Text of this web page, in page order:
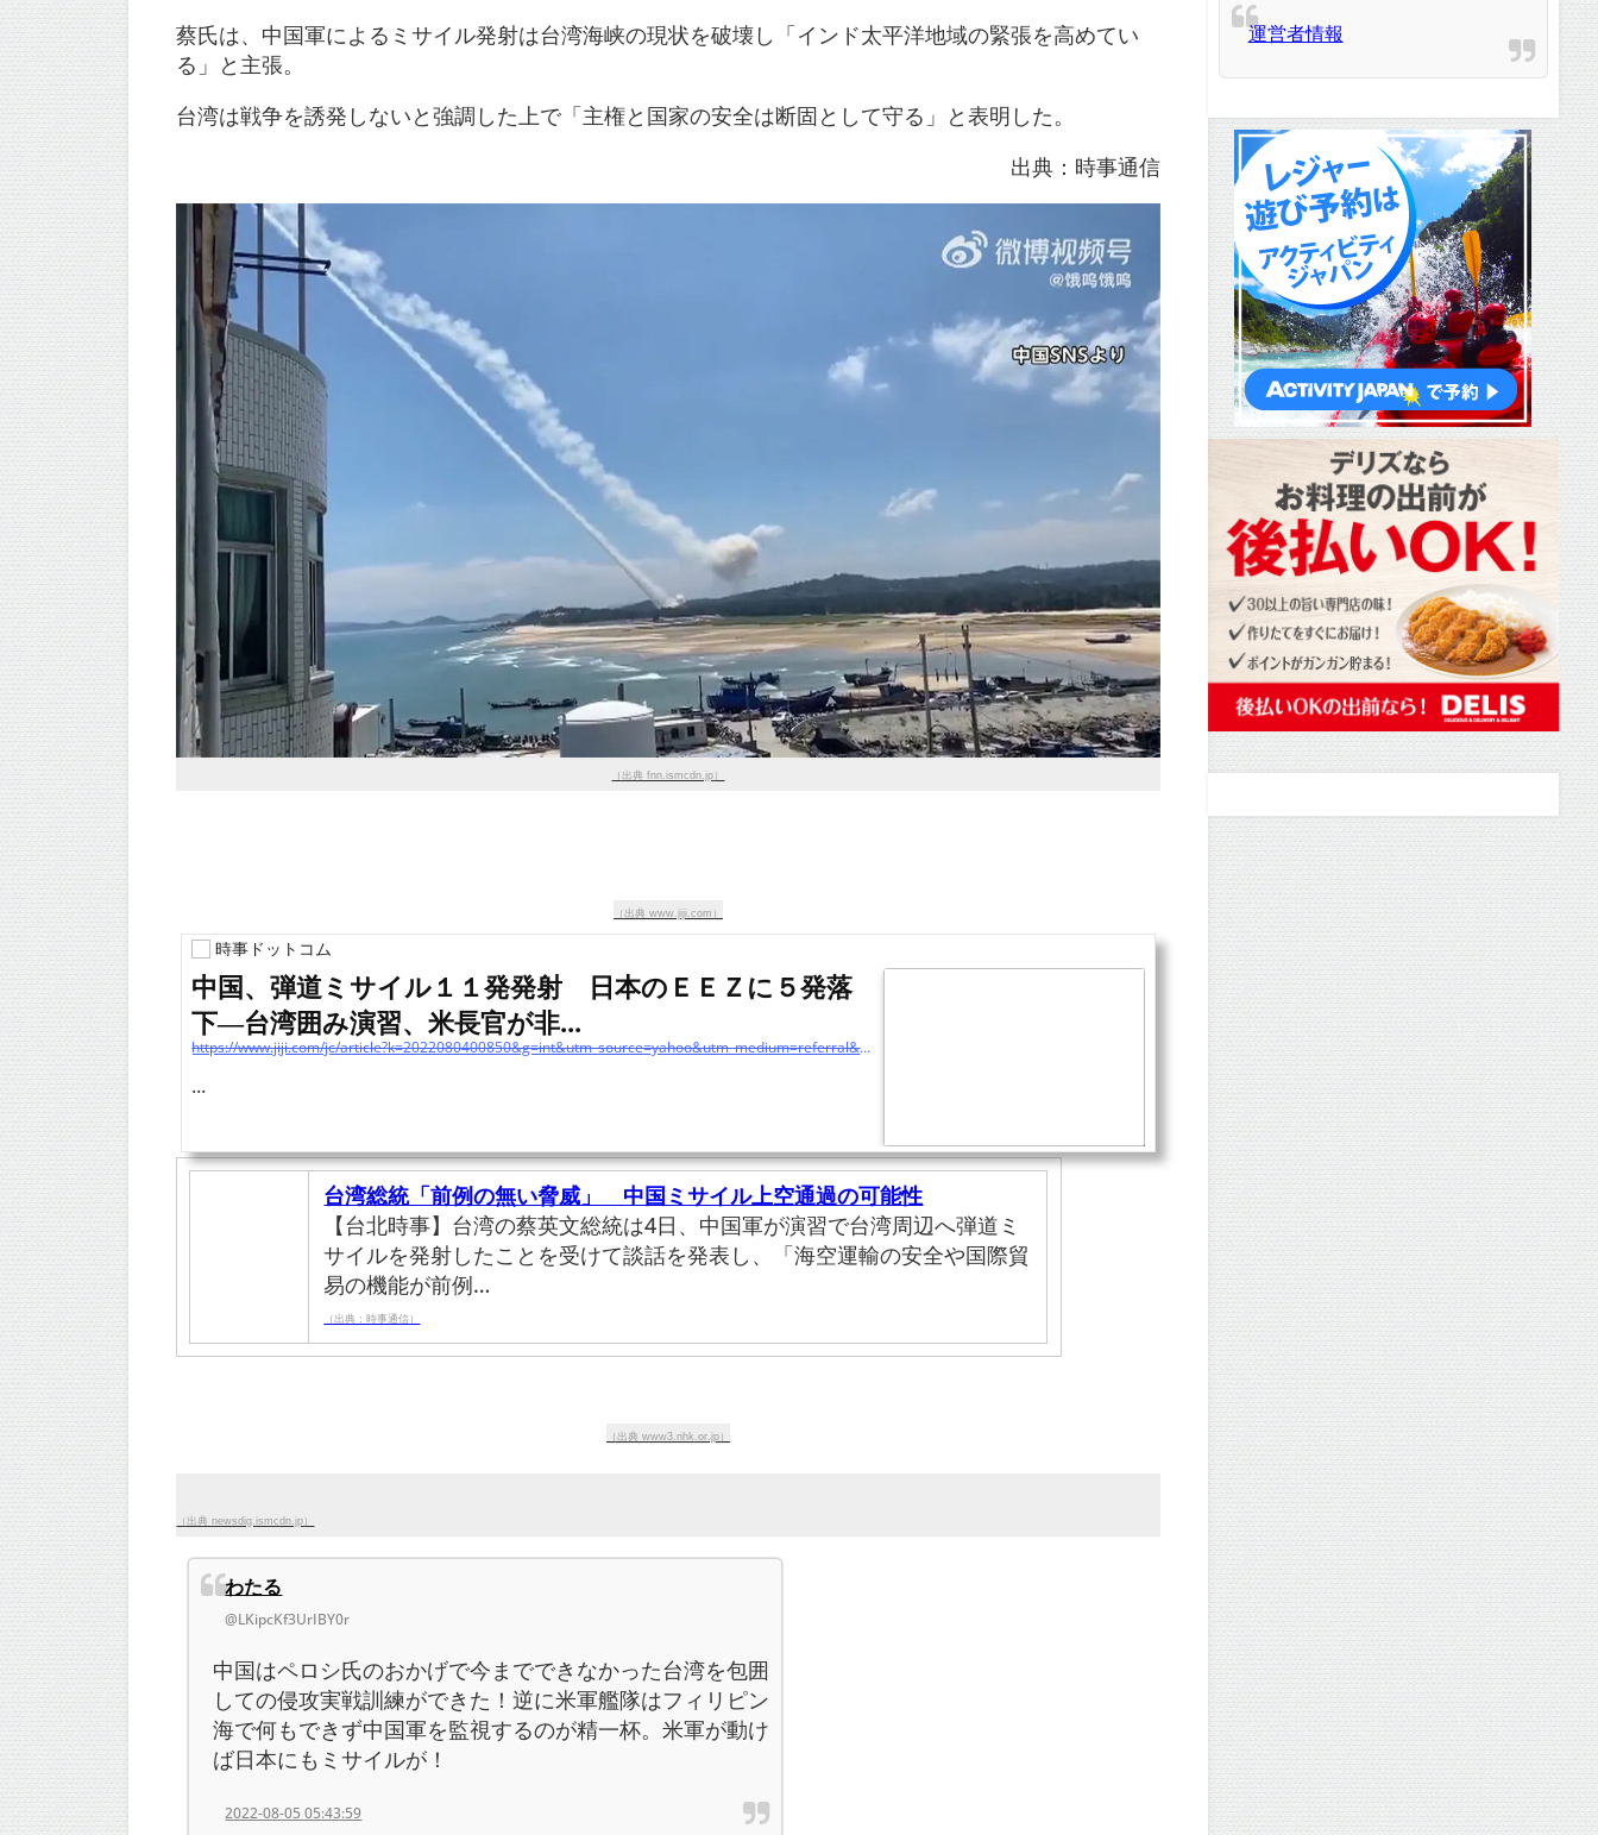
蔡氏は、中国軍によるミサイル発射は台湾海峡の現状を破壊し「インド太平洋地域の緊張を高めてい
る」と主張。
台湾は戦争を誘発しないと強調した上で「主権と国家の安全は断固として守る」と表明した。
出典：時事通信
（出典 fnn.ismcdn.jp）
（出典 www.jiji.com）
時事ドットコム
中国、弾道ミサイル１１発発射 日本のＥＥＺに５発落
下―台湾囲み演習、米長官が非...
https://www.jiji.com/jc/article?k=2022080400850&g=int&utm_source=yahoo&utm_medium=referral&utm_campaign=link_back_auto
...
台湾総統「前例の無い脅威」 中国ミサイル上空通過の可能性
【台北時事】台湾の蔡英文総統は4日、中国軍が演習で台湾周辺へ弾道ミ
サイルを発射したことを受けて談話を発表し、「海空運輸の安全や国際貿
易の機能が前例…
（出典：時事通信）
（出典 www3.nhk.or.jp）
（出典 newsdig.ismcdn.jp）
わたる
@LKipcKf3UrIBY0r
中国はペロシ氏のおかげで今までできなかった台湾を包囲
しての侵攻実戦訓練ができた！逆に米軍艦隊はフィリピン
海で何もできず中国軍を監視するのが精一杯。米軍が動け
ば日本にもミサイルが！
2022-08-05 05:43:59
運営者情報